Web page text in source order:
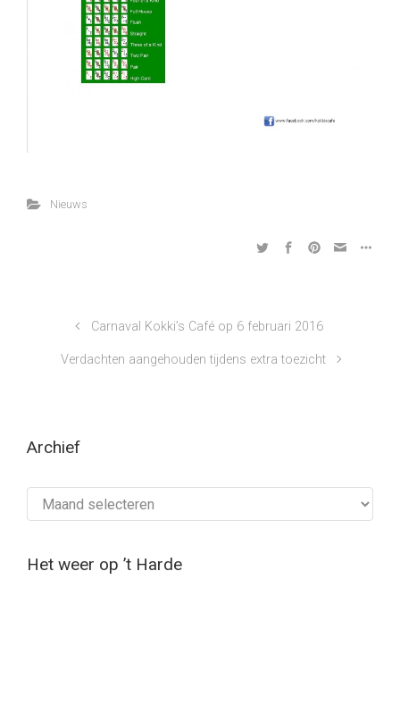
Nieuws
Carnaval Kokki’s Café op 6 februari 2016
Verdachten aangehouden tijdens extra toezicht
Archief
Het weer op ’t Harde